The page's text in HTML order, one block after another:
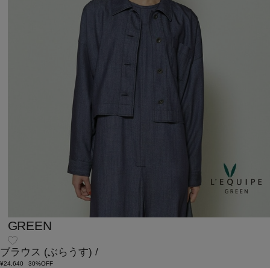
GREEN
ブラウス (ぶらうす) /
¥24,640
30%OFF